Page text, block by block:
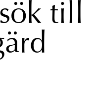
till